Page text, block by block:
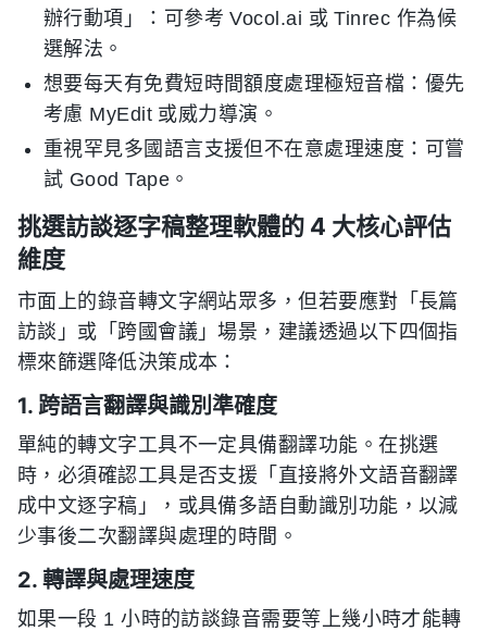
辦行動項」：可參考 Vocol.ai 或 Tinrec 作為候
選解法。
想要每天有免費短時間額度處理極短音檔：優先
考慮 MyEdit 或威力導演。
重視罕見多國語言支援但不在意處理速度：可嘗
試 Good Tape。
挑選訪談逐字稿整理軟體的 4 大核心評估
維度
市面上的錄音轉文字網站眾多，但若要應對「長篇
訪談」或「跨國會議」場景，建議透過以下四個指
標來篩選降低決策成本：
1. 跨語言翻譯與識別準確度
單純的轉文字工具不一定具備翻譯功能。在挑選
時，必須確認工具是否支援「直接將外文語音翻譯
成中文逐字稿」，或具備多語自動識別功能，以減
少事後二次翻譯與處理的時間。
2. 轉譯與處理速度
如果一段 1 小時的訪談錄音需要等上幾小時才能轉